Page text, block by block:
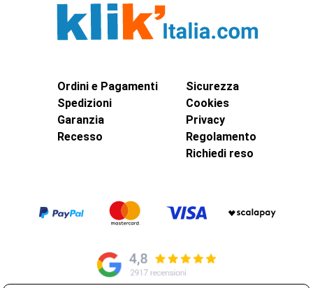
Ordini e Pagamenti
Spedizioni
Garanzia
Recesso
Sicurezza
Cookies
Privacy
Regolamento
Richiedi reso